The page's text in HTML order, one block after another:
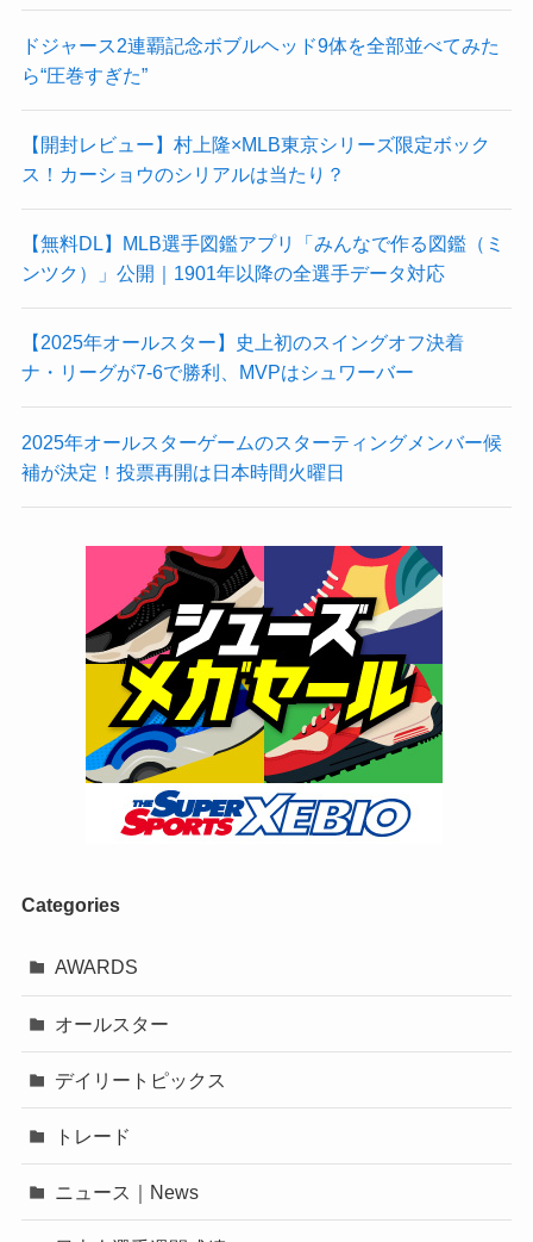
ドジャース2連覇記念ボブルヘッド9体を全部並べてみた
ら“圧巻すぎた”
【開封レビュー】村上隆×MLB東京シリーズ限定ボック
ス！カーショウのシリアルは当たり？
【無料DL】MLB選手図鑑アプリ「みんなで作る図鑑（ミ
ンツク）」公開｜1901年以降の全選手データ対応
【2025年オールスター】史上初のスイングオフ決着
ナ・リーグが7-6で勝利、MVPはシュワーバー
2025年オールスターゲームのスターティングメンバー候
補が決定！投票再開は日本時間火曜日
Categories
AWARDS
オールスター
デイリートピックス
トレード
ニュース｜News